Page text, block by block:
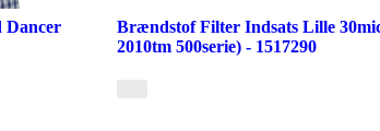
Dancer
Brændstof Filter Indsats Lille
2010tm 500serie) - 1517290